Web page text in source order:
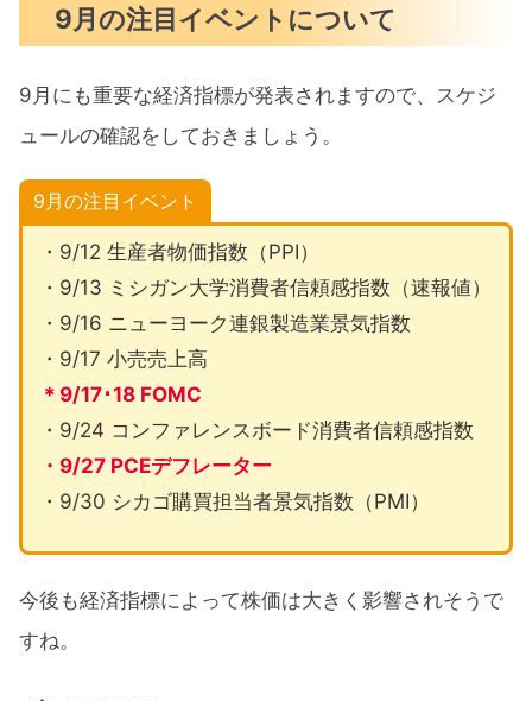
9月の注目イベントについて
9月にも重要な経済指標が発表されますので、スケジ
ュールの確認をしておきましょう。
9月の注目イベント
・9/12 生産者物価指数（PPI）
・9/13 ミシガン大学消費者信頼感指数（速報値）
・9/16 ニューヨーク連銀製造業景気指数
・9/17 小売売上高
＊9/17･18 FOMC
・9/24 コンファレンスボード消費者信頼感指数
・9/27 PCEデフレーター
・9/30 シカゴ購買担当者景気指数（PMI）
今後も経済指標によって株価は大きく影響されそうで
すね。